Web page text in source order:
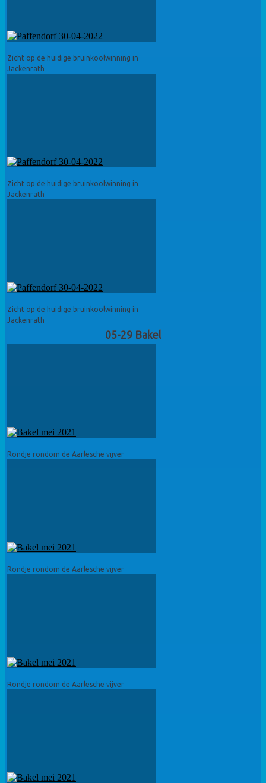
Zicht op de huidige bruinkoolwinning in
Jackenrath
Zicht op de huidige bruinkoolwinning in
Jackenrath
Zicht op de huidige bruinkoolwinning in
Jackenrath
05-29 Bakel
Rondje rondom de Aarlesche vijver
Rondje rondom de Aarlesche vijver
Rondje rondom de Aarlesche vijver